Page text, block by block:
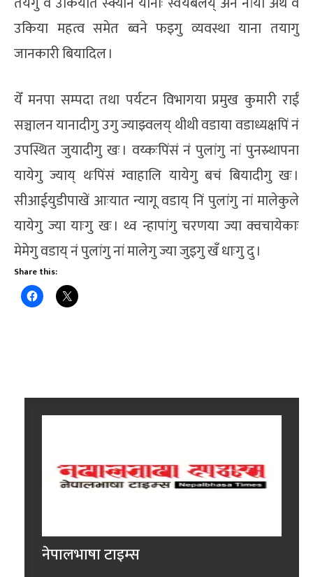
उकिया महत्व समेत ब्वने फइगु व्यवस्था याना तयागु
जानकारी बियादिल ।
येँ मनपा सम्पदा तथा पर्यटन विभागया प्रमुख कुमारी राईं
सञ्चालन यानादीगु उगु ज्याझ्वलय् थीथी वडाया वडाध्यक्षपिं नं
उपस्थित जुयादीगु खः । वय्कःपिंसं नं पुलांगु नां पुनस्र्थापना
यायेगु ज्याय् थःपिंसं ग्वाहालि यायेगु बचं बियादीगु खः ।
सीआईयुडीपाखें आःयात न्यागू वडाय् निं पुलांगु नां मालेकुले
यायेगु ज्या याःगु खः । थ्व न्हापांगु चरणया ज्या क्वचायेकाः
मेमेगु वडाय् नं पुलांगु नां मालेगु ज्या जुइगु खँ धाःगु दु ।
Share this:
नेपालभाषा टाइम्स